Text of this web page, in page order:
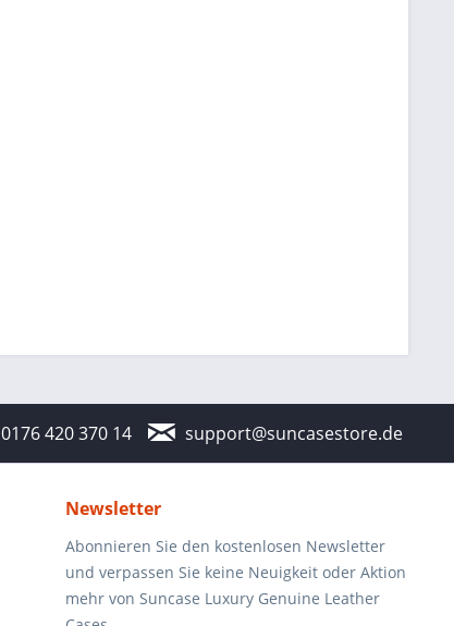
0176 420 370 14 support@suncasestore.de
Newsletter
Abonnieren Sie den kostenlosen Newsletter
und verpassen Sie keine Neuigkeit oder Aktion
mehr von Suncase Luxury Genuine Leather